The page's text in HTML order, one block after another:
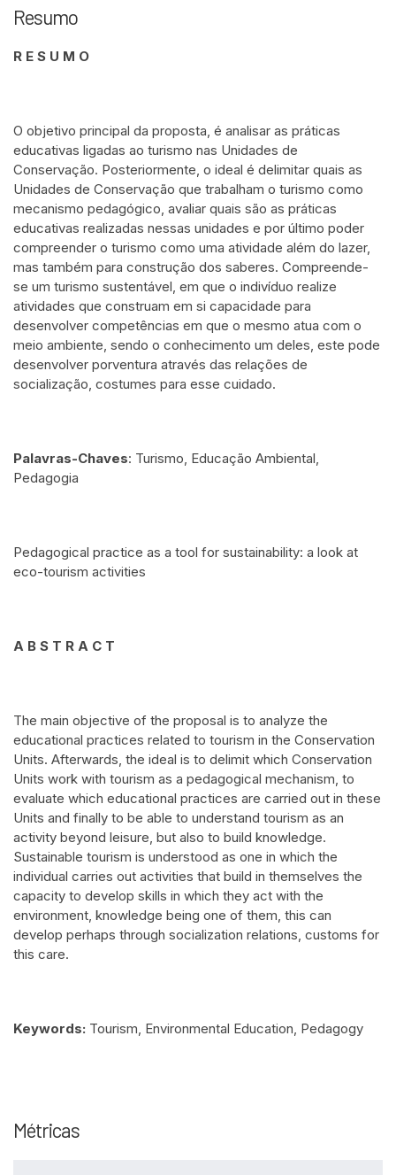
Resumo
R E S U M O
O objetivo principal da proposta, é analisar as práticas
educativas ligadas ao turismo nas Unidades de
Conservação. Posteriormente, o ideal é delimitar quais as
Unidades de Conservação que trabalham o turismo como
mecanismo pedagógico, avaliar quais são as práticas
educativas realizadas nessas unidades e por último poder
compreender o turismo como uma atividade além do lazer,
mas também para construção dos saberes. Compreende-
se um turismo sustentável, em que o indivíduo realize
atividades que construam em si capacidade para
desenvolver competências em que o mesmo atua com o
meio ambiente, sendo o conhecimento um deles, este pode
desenvolver porventura através das relações de
socialização, costumes para esse cuidado.
Palavras-Chaves: Turismo, Educação Ambiental,
Pedagogia
Pedagogical practice as a tool for sustainability: a look at
eco-tourism activities
A B S T R A C T
The main objective of the proposal is to analyze the
educational practices related to tourism in the Conservation
Units. Afterwards, the ideal is to delimit which Conservation
Units work with tourism as a pedagogical mechanism, to
evaluate which educational practices are carried out in these
Units and finally to be able to understand tourism as an
activity beyond leisure, but also to build knowledge.
Sustainable tourism is understood as one in which the
individual carries out activities that build in themselves the
capacity to develop skills in which they act with the
environment, knowledge being one of them, this can
develop perhaps through socialization relations, customs for
this care.
Keywords: Tourism, Environmental Education, Pedagogy
Métricas